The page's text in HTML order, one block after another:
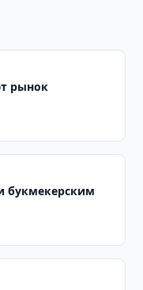
рынок
букмекерским